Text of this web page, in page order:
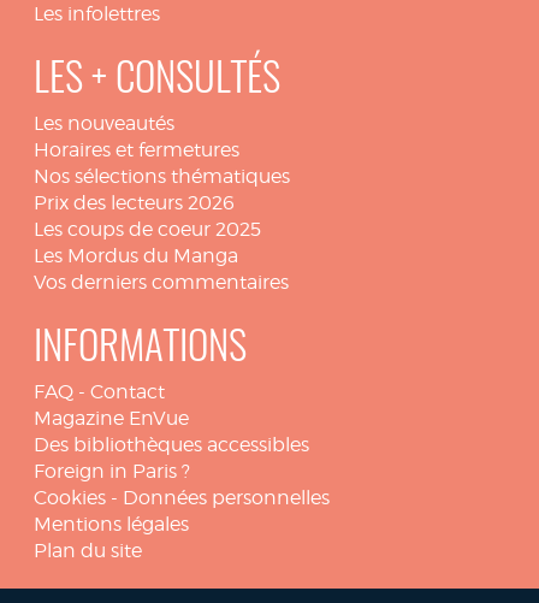
Les infolettres
LES + CONSULTÉS
Les nouveautés
Horaires et fermetures
Nos sélections thématiques
Prix des lecteurs 2026
Les coups de coeur 2025
Les Mordus du Manga
Vos derniers commentaires
INFORMATIONS
FAQ - Contact
Magazine EnVue
Des bibliothèques accessibles
Foreign in Paris ?
Cookies - Données personnelles
Mentions légales
Plan du site